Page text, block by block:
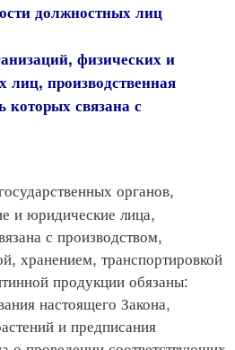
должностных лиц
физических и
производственная
связана с
органов,
и юридические лица,
с производством,
хранением, транспортировкой
продукции обязаны:
настоящего Закона,
и предписания